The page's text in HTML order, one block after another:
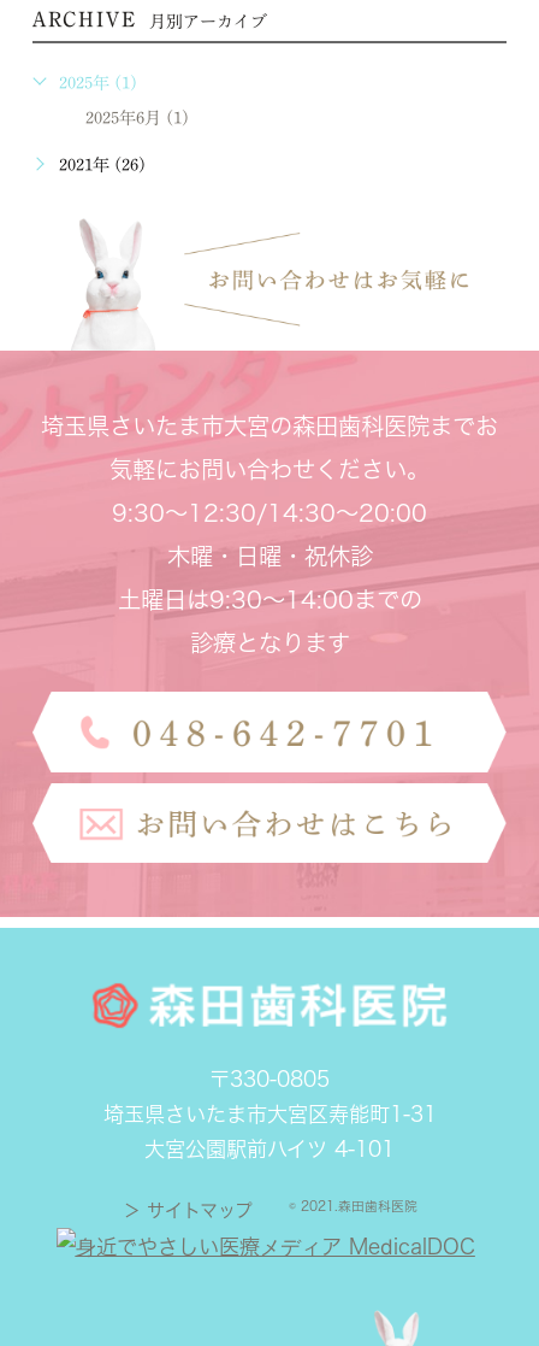
ARCHIVE 月別アーカイブ
2025年 (1)
2025年6月 (1)
2021年 (26)
埼玉県さいたま市大宮の森田歯科医院までお
気軽にお問い合わせください。
9:30～12:30/14:30～20:00
木曜・日曜・祝休診
土曜日は9:30～14:00までの
診療となります
〒330-0805
埼玉県さいたま市大宮区寿能町1-31
大宮公園駅前ハイツ 4-101
＞ サイトマップ © 2021.森田歯科医院